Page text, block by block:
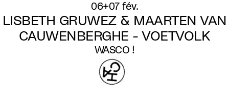
06+07 fév.
LISBETH GRUWEZ & MAARTEN VAN
CAUWENBERGHE - VOETVOLK
WASCO !